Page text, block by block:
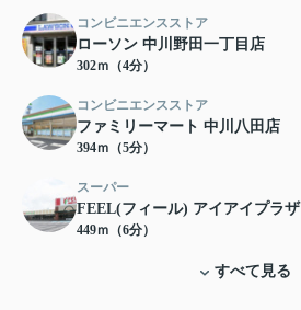
コンビニエンスストア
ローソン 中川野田一丁目店
302ｍ（4分）
コンビニエンスストア
ファミリーマート 中川八田店
394ｍ（5分）
スーパー
FEEL(フィール) アイアイプラザ
449ｍ（6分）
すべて見る